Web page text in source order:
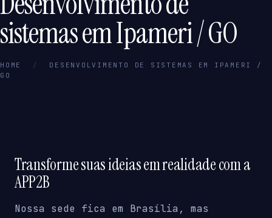
sistemas em Ipameri / GO
HOME /
DESENVOLVIMENTO DE SISTEMAS EM IPAMERI /
GO
Transforme suas ideias em realidade com a
APP2B
Nossa sede fica em Brasília, mas